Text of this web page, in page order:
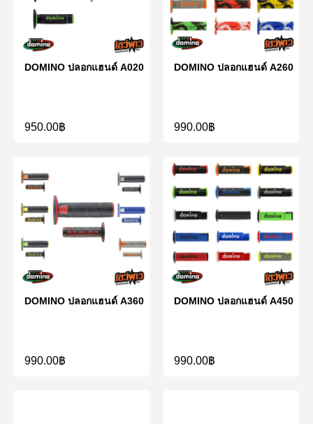
DOMINO ปลอกแฮนด์ A020
950.00฿
DOMINO ปลอกแฮนด์ A260
990.00฿
DOMINO ปลอกแฮนด์ A360
990.00฿
DOMINO ปลอกแฮนด์ A450
990.00฿